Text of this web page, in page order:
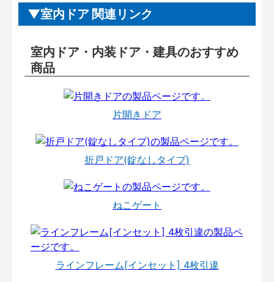
室内ドア 関連リンク
室内ドア・内装ドア・建具のおすすめ
商品
片開きドア
折戸ドア(錠なしタイプ)
ねこゲート
ラインフレーム[インセット] 4枚引違